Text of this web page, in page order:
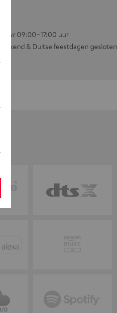
Ma–vr 09:00–17:00 uur
& Duitse feestdagen gesloten